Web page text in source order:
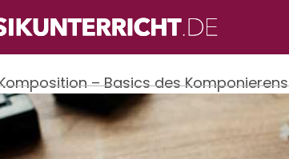
– Basics des Komponierens